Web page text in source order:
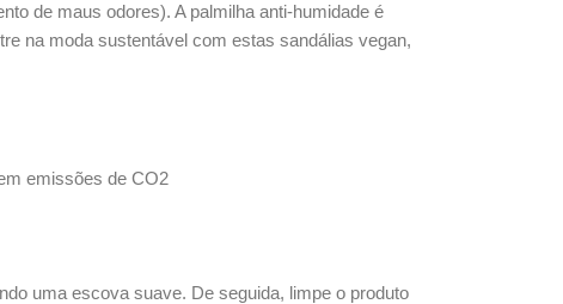
de maus odores). A palmilha anti-humidade é
na moda sustentável com estas sandálias vegan,
emissões de CO2
uma escova suave. De seguida, limpe o produto